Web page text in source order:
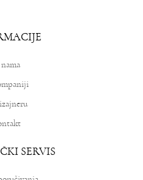
SERVIS